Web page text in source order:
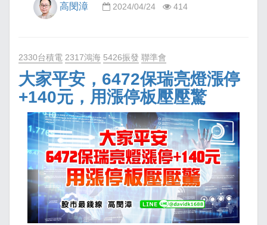
高閔漳 2024/04/24 414
2330台積電 2317鴻海 5426振發 聯準會
大家平安，6472保瑞亮燈漲停
+140元，用漲停板壓壓驚